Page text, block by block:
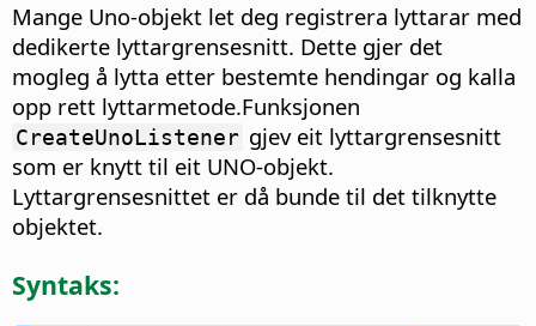
Mange Uno-objekt let deg registrera lyttarar med
dedikerte lyttargrensesnitt. Dette gjer det
mogleg å lytta etter bestemte hendingar og kalla
opp rett lyttarmetode.Funksjonen
CreateUnoListener gjev eit lyttargrensesnitt
som er knytt til eit UNO-objekt.
Lyttargrensesnittet er då bunde til det tilknytte
objektet.
Syntaks: